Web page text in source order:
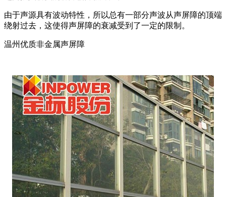
由于声源具有波动特性，所以总有一部分声波从声屏障的顶端
绕射过去，这使得声屏障的衰减受到了一定的限制。
温州优质非金属声屏障